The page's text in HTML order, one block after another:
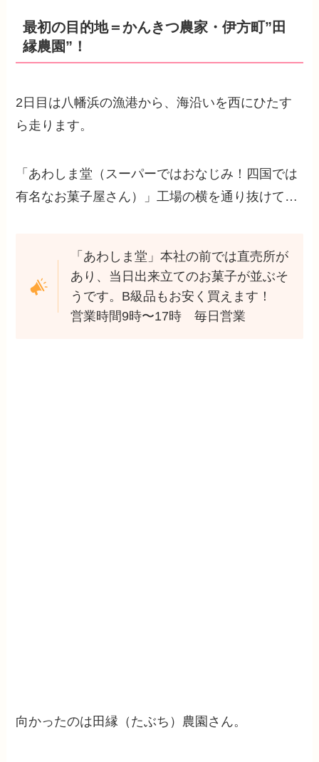
最初の目的地＝かんきつ農家・伊方町”田
縁農園”！
2日目は八幡浜の漁港から、海沿いを西にひたす
ら走ります。
「あわしま堂（スーパーではおなじみ！四国では
有名なお菓子屋さん）」工場の横を通り抜けて…
「あわしま堂」本社の前では直売所が
あり、当日出来立てのお菓子が並ぶそ
うです。B級品もお安く買えます！
営業時間9時〜17時 毎日営業
向かったのは田縁（たぶち）農園さん。